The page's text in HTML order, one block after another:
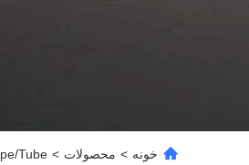
خونه > محصولات >
Tube